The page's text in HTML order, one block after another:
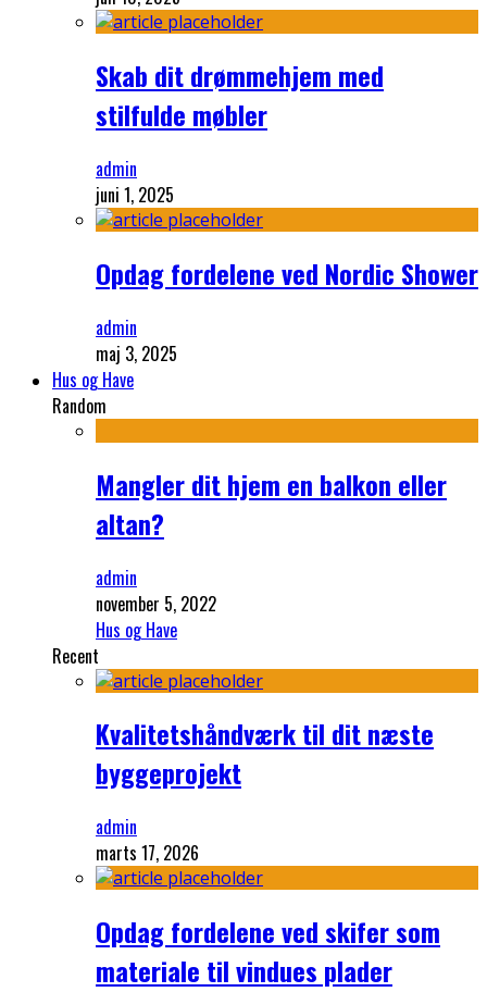
Skab dit drømmehjem med
stilfulde møbler
admin
juni 1, 2025
Opdag fordelene ved Nordic Shower
admin
maj 3, 2025
Hus og Have
Random
Mangler dit hjem en balkon eller
altan?
admin
november 5, 2022
Hus og Have
Recent
Kvalitetshåndværk til dit næste
byggeprojekt
admin
marts 17, 2026
Opdag fordelene ved skifer som
materiale til vindues plader